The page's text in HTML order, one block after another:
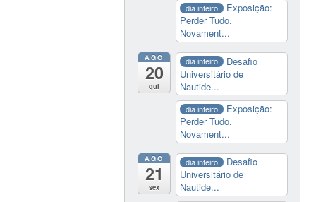
dia inteiro
Exposição:
Perder Tudo.
Novament...
AGO
20
qui
dia inteiro
Desafio
Universitário de
Nautide...
dia inteiro
Exposição:
Perder Tudo.
Novament...
AGO
21
sex
dia inteiro
Desafio
Universitário de
Nautide...